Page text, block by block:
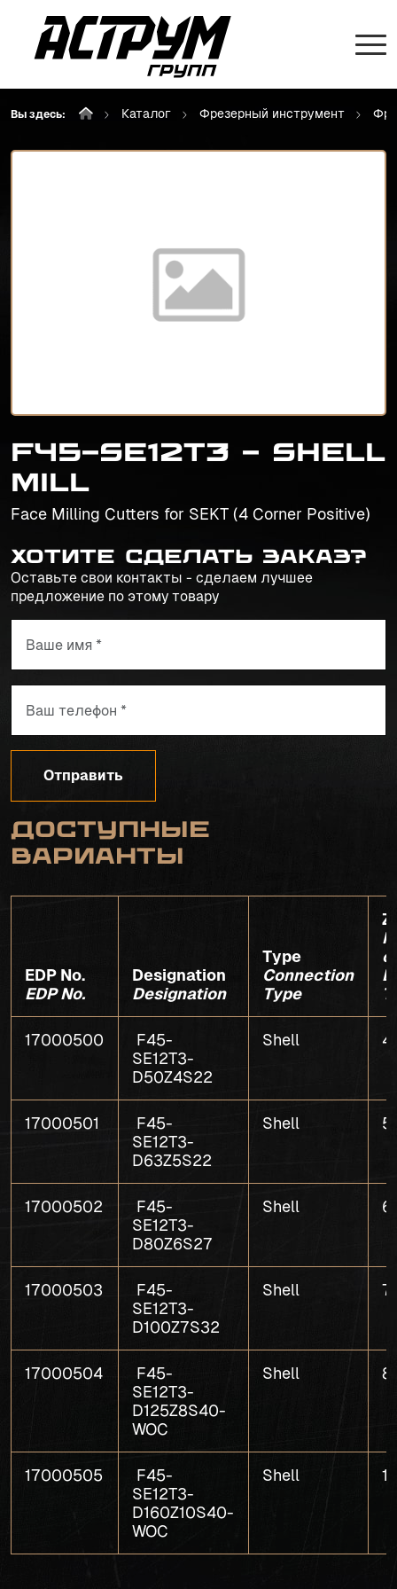
Вы здесь: Каталог Фрезерный инструмент
F45-SE12T3 - Shell
Mill
Face Milling Cutters for SEKT (4 Corner Positive)
Хотите сделать заказ?
Оставьте свои контакты - сделаем лучшее
предложение по этому товару
Отправить
Доступные
варианты
EDP No.
EDP No.
Designation
Designation
Type
Connection
Type
Z
17000500
F45-
SE12T3-
D50Z4S22
Shell 4
17000501
F45-
SE12T3-
D63Z5S22
Shell 5
17000502
F45-
SE12T3-
D80Z6S27
Shell 6
17000503
F45-
SE12T3-
D100Z7S32
Shell 7
17000504
F45-
SE12T3-
D125Z8S40-
WOC
Shell 8
17000505
F45-
SE12T3-
D160Z10S40-
WOC
Shell